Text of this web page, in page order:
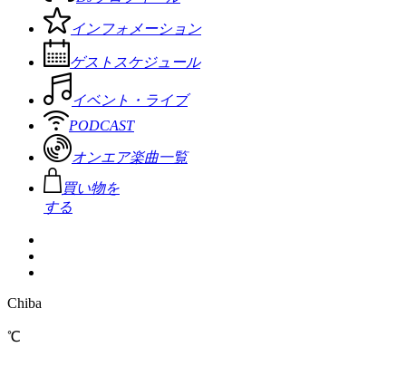
インフォメーション
ゲストスケジュール
イベント・ライブ
PODCAST
オンエア楽曲一覧
買い物を
する
Chiba
℃